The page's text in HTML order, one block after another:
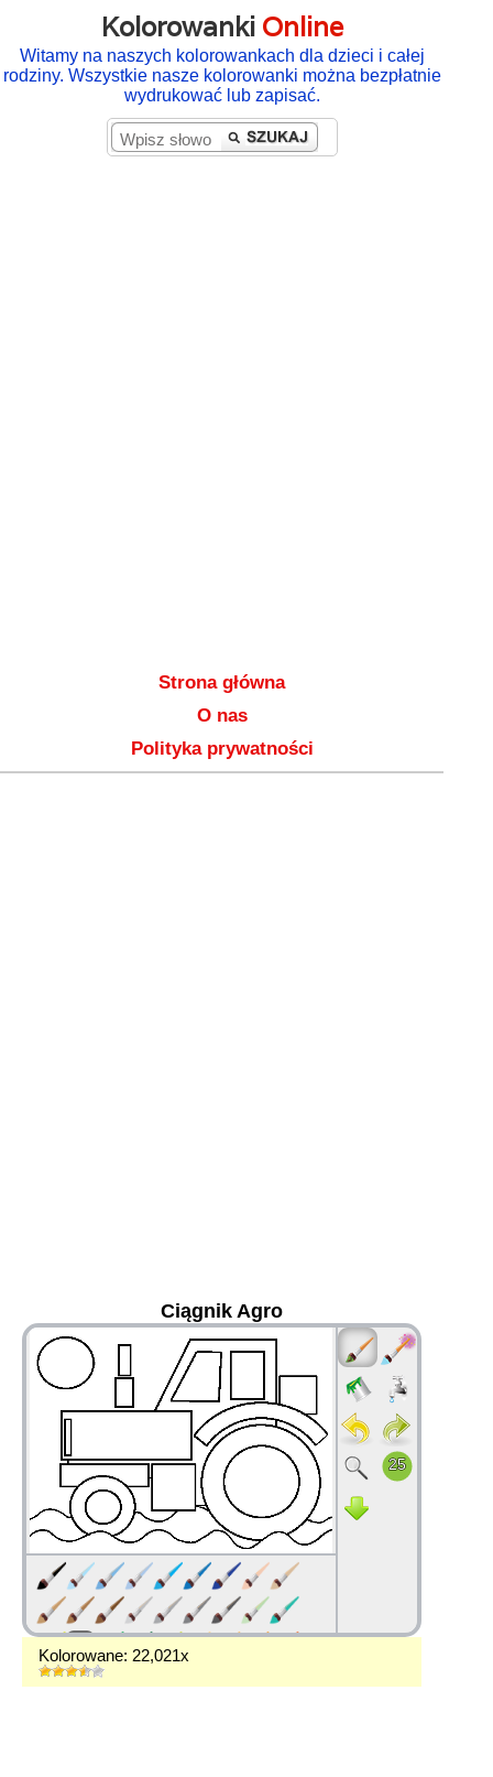
Kolorowanki Online
Witamy na naszych kolorowankach dla dzieci i całej
rodziny. Wszystkie nasze kolorowanki można bezpłatnie
wydrukować lub zapisać.
Strona główna
O nas
Polityka prywatności
Ciągnik Agro
36
Kolorowane: 22,021x